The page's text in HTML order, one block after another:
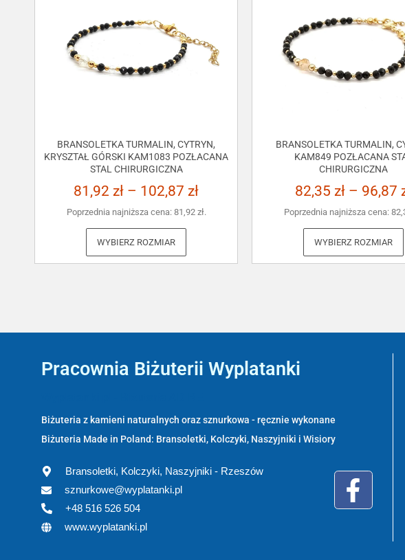
BRANSOLETKA TURMALIN, CYTRYN,
KRYSZTAŁ GÓRSKI KAM1083 POZŁACANA
STAL CHIRURGICZNA
81,92 zł – 102,87 zł
Poprzednia najniższa cena: 81,92 zł.
WYBIERZ ROZMIAR
BRANSOLETKA TURMALIN,
KAM849 POZŁACANA
CHIRURGICZNA
82,35 zł – 96,87
Poprzednia najniższa cena:
WYBIERZ ROZMIAR
Pracownia Biżuterii Wyplatanki
Biżuteria z kamieni naturalnych oraz sznurkowa - ręcznie wykonane
Biżuteria Made in Poland: Bransoletki, Kolczyki, Naszyjniki i Wisiory
Bransoletki, Kolczyki, Naszyjniki - Rzeszów
sznurkowe@wyplatanki.pl
+48 516 526 504
www.wyplatanki.pl